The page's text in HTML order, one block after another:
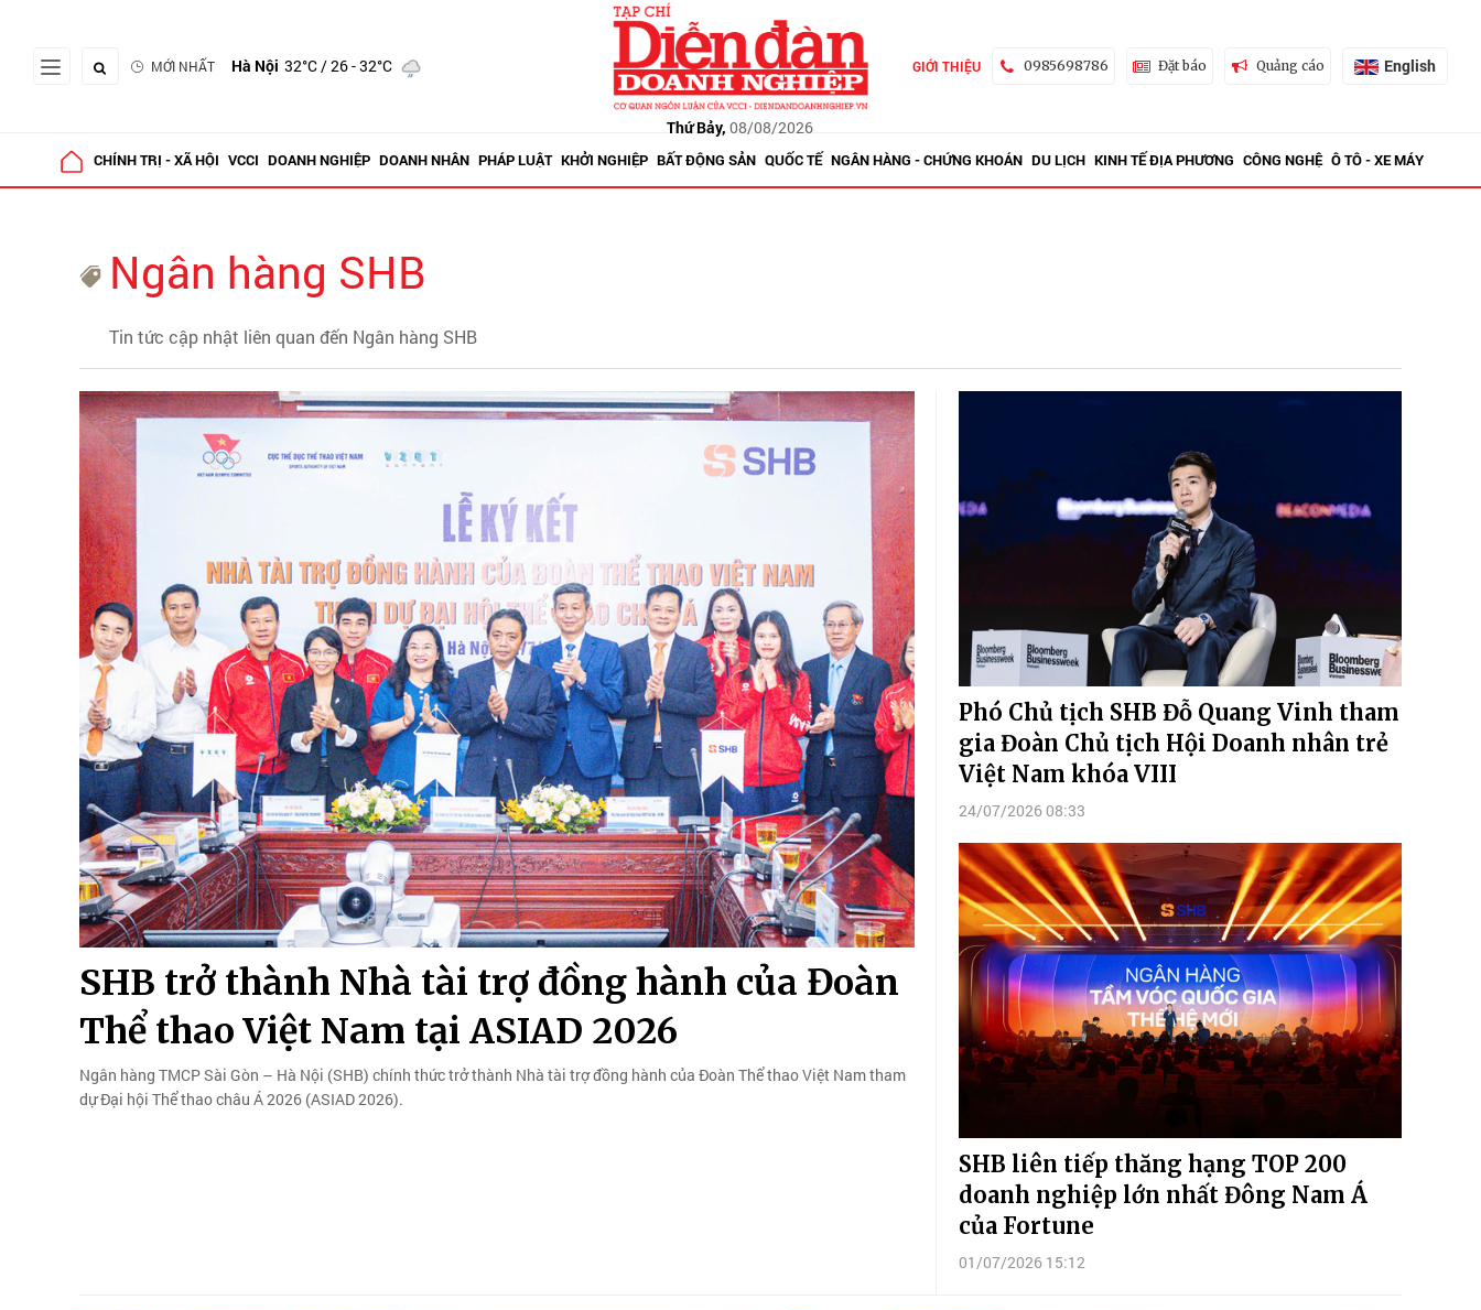
MỚI NHẤT Hà Nội 32°C/ 26 - 32°C
Thứ Bảy, 08/08/2026
GIỚI THIỆU 0985698786 Đặt báo Quảng cáo English
CHÍNH TRỊ - XÃ HỘI VCCI DOANH NGHIỆP DOANH NHÂN PHÁP LUẬT KHỞI NGHIỆP BẤT ĐỘNG SẢN QUỐC TẾ NGÂN HÀNG - CHỨNG KHOÁN DU LỊCH KINH TẾ ĐỊA PHƯƠNG CÔNG NGHỆ Ô TÔ - XE MÁY
Ngân hàng SHB
Tin tức cập nhật liên quan đến Ngân hàng SHB
SHB trở thành Nhà tài trợ đồng hành của Đoàn
Thể thao Việt Nam tại ASIAD 2026
Ngân hàng TMCP Sài Gòn – Hà Nội (SHB) chính thức trở thành Nhà tài trợ đồng hành của Đoàn Thể thao Việt Nam tham
dự Đại hội Thể thao châu Á 2026 (ASIAD 2026).
Phó Chủ tịch SHB Đỗ Quang Vinh tham
gia Đoàn Chủ tịch Hội Doanh nhân trẻ
Việt Nam khóa VIII
24/07/2026 08:33
SHB liên tiếp thăng hạng TOP 200
doanh nghiệp lớn nhất Đông Nam Á
của Fortune
01/07/2026 15:12